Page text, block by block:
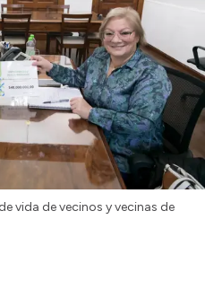
vida de vecinos y vecinas de